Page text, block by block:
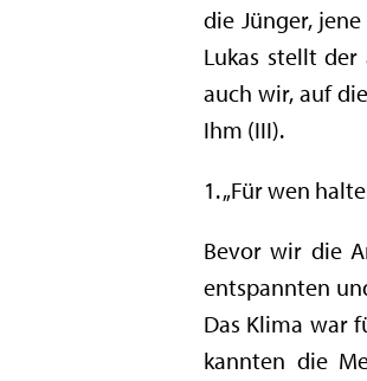
die Jünger,
Lukas stellt
auch wir, auf
Ihm (III).
1. „Für wen
Bevor wir die
entspannten
Das Klima war
kannten die